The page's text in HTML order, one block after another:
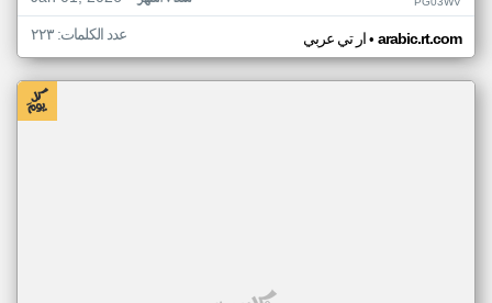
ار تي عربي• arabic.rt.com عدد الكلمات: ٢٢٣